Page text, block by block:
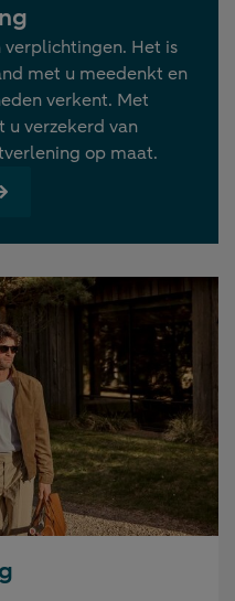
Het is
met u meedenkt en
verkent. Met
u verzekerd van
op maat.